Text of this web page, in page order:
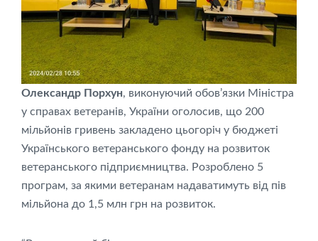
Олександр Порхун, виконуючий обов’язки Міністра
у справах ветеранів, України оголосив, що 200
мільйонів гривень закладено цьогоріч у бюджеті
Українського ветеранського фонду на розвиток
ветеранського підприємництва. Розроблено 5
програм, за якими ветеранам надаватимуть від пів
мільйона до 1,5 млн грн на розвиток.